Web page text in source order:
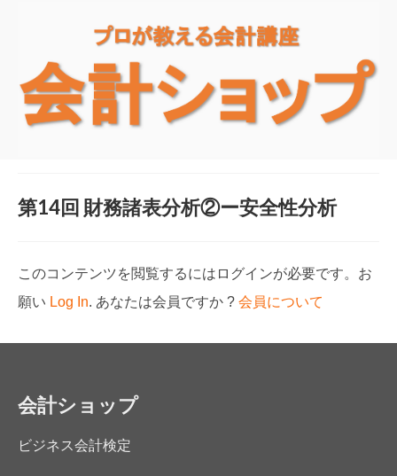
第14回 財務諸表分析②ー安全性分析
このコンテンツを閲覧するにはログインが必要です。お
願い Log In. あなたは会員ですか ? 会員について
会計ショップ
ビジネス会計検定